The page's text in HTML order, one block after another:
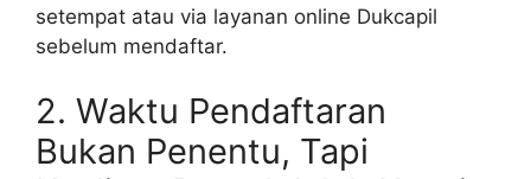
setempat atau via layanan online Dukcapil
sebelum mendaftar.
2. Waktu Pendaftaran
Bukan Penentu, Tapi